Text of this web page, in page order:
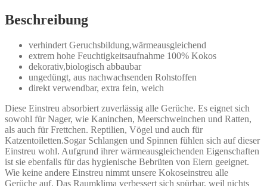
Beschreibung
verhindert Geruchsbildung,wärmeausgleichend
extrem hohe Feuchtigkeitsaufnahme 100% Kokos
dekorativ,biologisch abbaubar
ungedüngt, aus nachwachsenden Rohstoffen
direkt verwendbar, extra fein, weich
Diese Einstreu absorbiert zuverlässig alle Gerüche. Es eignet sich
sowohl für Nager, wie Kaninchen, Meerschweinchen und Ratten,
als auch für Frettchen. Reptilien, Vögel und auch für
Katzentoiletten.Sogar Schlangen und Spinnen fühlen sich auf dieser
Einstreu wohl. Aufgrund ihrer wärmeausgleichenden Eigenschaften
ist sie ebenfalls für das hygienische Bebrüten von Eiern geeignet.
Wie keine andere Einstreu nimmt unsere Kokoseinstreu alle
Gerüche auf. Das Raumklima verbessert sich spürbar, weil nichts